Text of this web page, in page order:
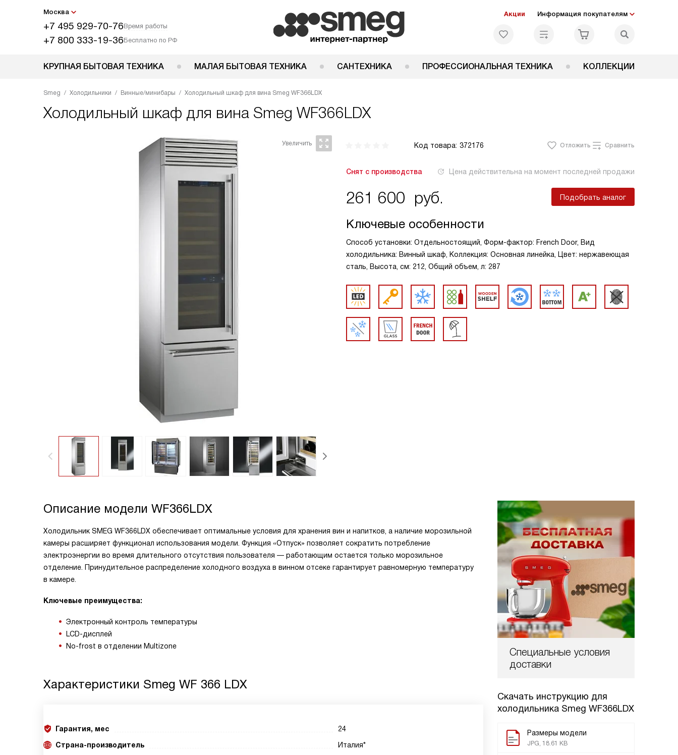
Москва
+7 495 929-70-76Время работы
+7 800 333-19-36Бесплатно по РФ
Акции Информация покупателям
КРУПНАЯ БЫТОВАЯ ТЕХНИКА МАЛАЯ БЫТОВАЯ ТЕХНИКА САНТЕХНИКА ПРОФЕССИОНАЛЬНАЯ ТЕХНИКА КОЛЛЕКЦИИ
Smeg Холодильники Винные/минибары Холодильный шкаф для вина Smeg WF366LDX
Холодильный шкаф для вина Smeg WF366LDX
Код товара: 372176 Отложить Сравнить
Снят с производства Цена действительна на момент последней продажи
261 600 руб. Подобрать аналог
Ключевые особенности
Способ установки: Отдельностоящий, Форм-фактор: French Door, Вид
холодильника: Винный шкаф, Коллекция: Основная линейка, Цвет: нержавеющая
сталь, Высота, см: 212, Общий объем, л: 287
Специальные условия
доставки
Скачать инструкцию для
холодильника Smeg WF366LDX
Размеры модели
JPG, 18.61 KB
Описание модели WF366LDX
Холодильник SMEG WF366LDX обеспечивает оптимальные условия для хранения вин и напитков, а наличие морозильной
камеры расширяет функционал использования модели. Функция «Отпуск» позволяет сократить потребление
электроэнергии во время длительного отсутствия пользователя — работающим остается только морозильное
отделение. Принудительное распределение холодного воздуха в винном отсеке гарантирует равномерную температуру
в камере.
Ключевые преимущества:
Электронный контроль температуры
LCD-дисплей
No-frost в отделении Multizone
Характеристики Smeg WF 366 LDX
Гарантия, мес
24
Страна-производитель
Италия*